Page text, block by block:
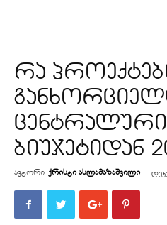
რა
ცენტრალური
ბიუჯეტიდან
ავტორი ქრისტი ასლამაზაშვილი -